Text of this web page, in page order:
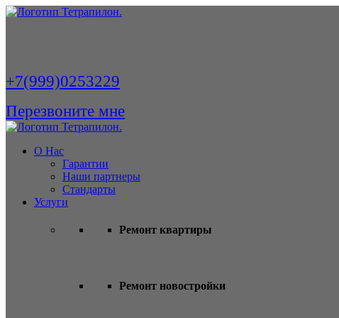
+7(999)0253229
Перезвоните мне
О Нас
Гарантии
Наши партнеры
Стандарты
Услуги
Ремонт квартиры
Ремонт новостройки